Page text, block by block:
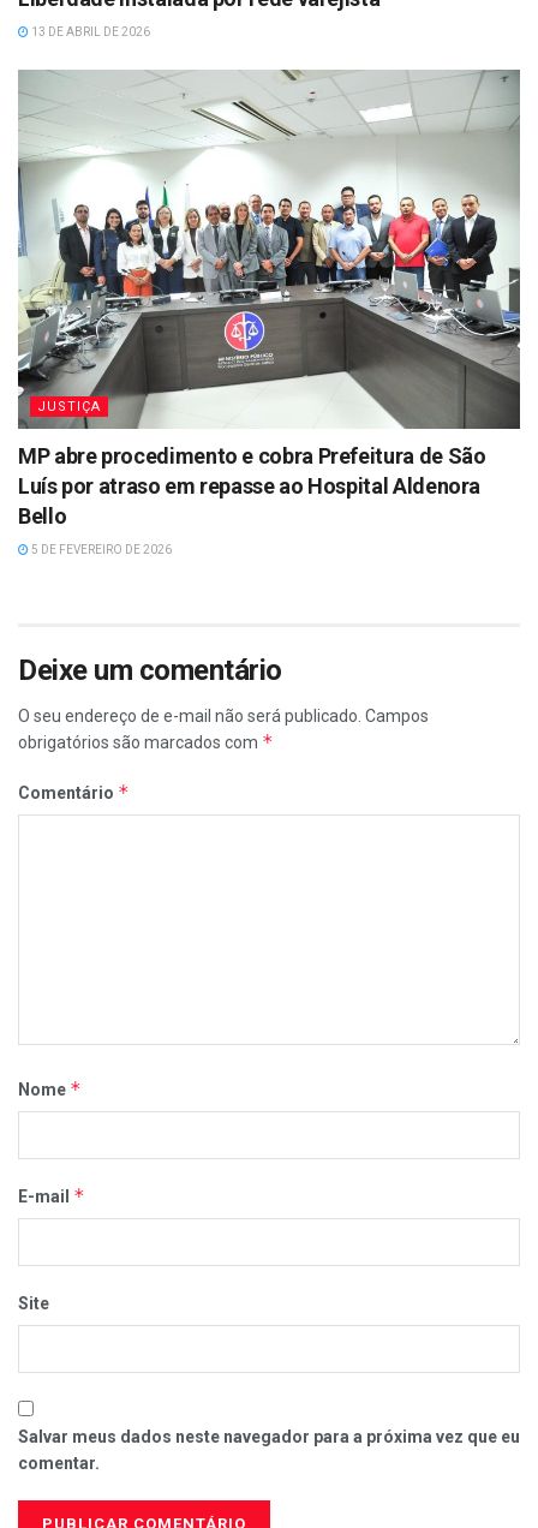
13 DE ABRIL DE 2026
JUSTIÇA
MP abre procedimento e cobra Prefeitura de São
Luís por atraso em repasse ao Hospital Aldenora
Bello
5 DE FEVEREIRO DE 2026
Deixe um comentário
O seu endereço de e-mail não será publicado. Campos
obrigatórios são marcados com *
Comentário *
Nome *
E-mail *
Site
Salvar meus dados neste navegador para a próxima vez que eu
comentar.